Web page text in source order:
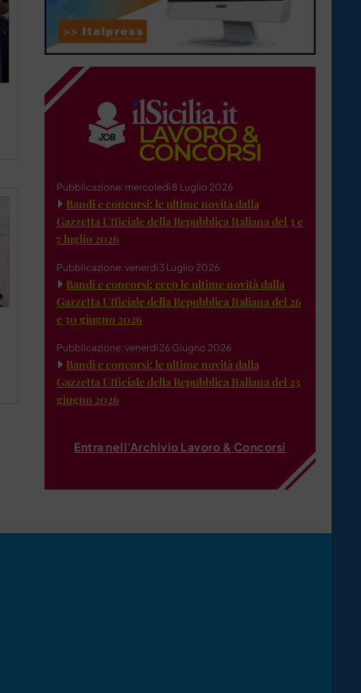
Pubblicazione: mercoledì 8 Luglio 2026
Bandi e concorsi: le ultime novità dalla
Gazzetta Ufficiale della Repubblica Italiana del 3 e
7 luglio 2026
Pubblicazione: venerdì 3 Luglio 2026
Bandi e concorsi: ecco le ultime novità dalla
Gazzetta Ufficiale della Repubblica Italiana del 26
e 30 giugno 2026
Pubblicazione: venerdì 26 Giugno 2026
Bandi e concorsi: le ultime novità dalla
Gazzetta Ufficiale della Repubblica Italiana del 23
giugno 2026
Entra nell'Archivio Lavoro & Concorsi